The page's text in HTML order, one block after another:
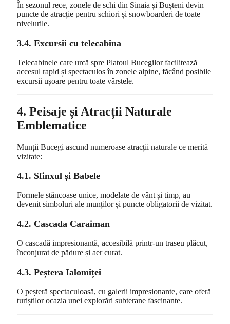
În sezonul rece, zonele de schi din Sinaia și Bușteni devin
puncte de atracție pentru schiori și snowboarderi de toate
nivelurile.
3.4. Excursii cu telecabina
Telecabinele care urcă spre Platoul Bucegilor facilitează
accesul rapid și spectaculos în zonele alpine, făcând posibile
excursii ușoare pentru toate vârstele.
4. Peisaje și Atracții Naturale
Emblematice
Munții Bucegi ascund numeroase atracții naturale ce merită
vizitate:
4.1. Sfinxul și Babele
Formele stâncoase unice, modelate de vânt și timp, au
devenit simboluri ale munților și puncte obligatorii de vizitat.
4.2. Cascada Caraiman
O cascadă impresionantă, accesibilă printr-un traseu plăcut,
înconjurat de pădure și aer curat.
4.3. Peștera Ialomiței
O peșteră spectaculoasă, cu galerii impresionante, care oferă
turiștilor ocazia unei explorări subterane fascinante.